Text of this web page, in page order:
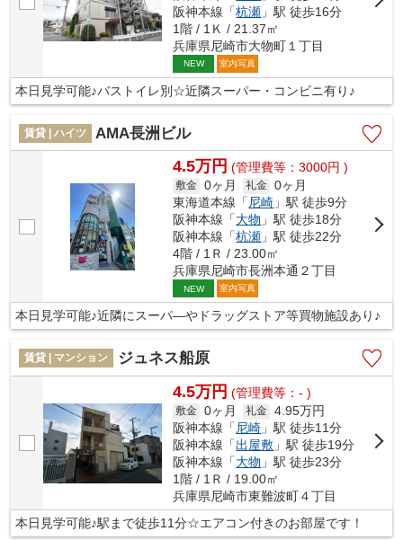
阪神本線「杭瀬 」駅 徒歩16分
1階 / 1Ｋ / 21.37㎡
兵庫県尼崎市大物町１丁目
NEW 室内写真
本日見学可能♪バストイレ別☆近隣スーパー・コンビニ有り♪
賃貸 | ハイツ AMA長洲ビル
4.5万円 (管理費等：3000円 )
敷金 0ヶ月 礼金 0ヶ月
東海道本線「尼崎 」駅 徒歩9分
阪神本線「大物 」駅 徒歩18分
阪神本線「杭瀬 」駅 徒歩22分
4階 / 1Ｒ / 23.00㎡
兵庫県尼崎市長洲本通２丁目
NEW 室内写真
本日見学可能♪近隣にスーパ―やドラッグストア等買物施設あり♪
賃貸 | マンション ジュネス船原
4.5万円 (管理費等：- )
敷金 0ヶ月 礼金 4.95万円
阪神本線「尼崎 」駅 徒歩11分
阪神本線「出屋敷 」駅 徒歩19分
阪神本線「大物 」駅 徒歩23分
1階 / 1Ｒ / 19.00㎡
兵庫県尼崎市東難波町４丁目
本日見学可能♪駅まで徒歩11分☆エアコン付きのお部屋です！